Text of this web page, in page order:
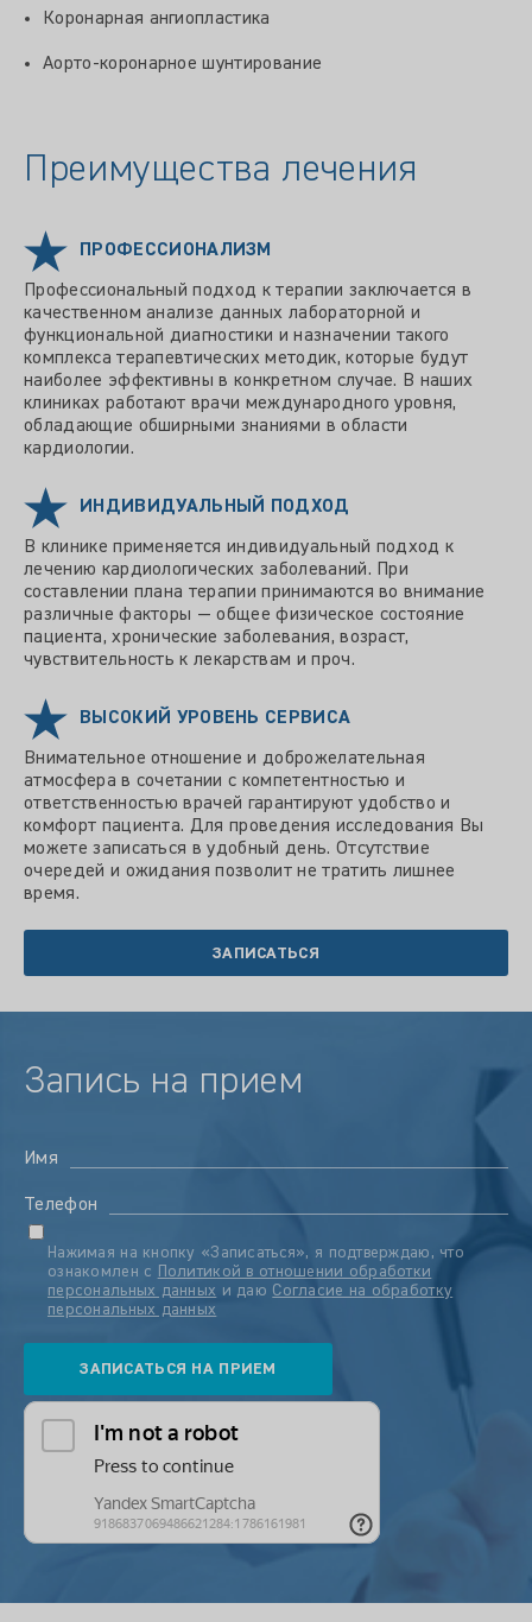
Коронарная ангиопластика
Аорто-коронарное шунтирование
Преимущества лечения
ПРОФЕССИОНАЛИЗМ
Профессиональный подход к терапии заключается в
качественном анализе данных лабораторной и
функциональной диагностики и назначении такого
комплекса терапевтических методик, которые будут
наиболее эффективны в конкретном случае. В наших
клиниках работают врачи международного уровня,
обладающие обширными знаниями в области
кардиологии.
ИНДИВИДУАЛЬНЫЙ ПОДХОД
В клинике применяется индивидуальный подход к
лечению кардиологических заболеваний. При
составлении плана терапии принимаются во внимание
различные факторы — общее физическое состояние
пациента, хронические заболевания, возраст,
чувствительность к лекарствам и проч.
ВЫСОКИЙ УРОВЕНЬ СЕРВИСА
Внимательное отношение и доброжелательная
атмосфера в сочетании с компетентностью и
ответственностью врачей гарантируют удобство и
комфорт пациента. Для проведения исследования Вы
можете записаться в удобный день. Отсутствие
очередей и ожидания позволит не тратить лишнее
время.
ЗАПИСАТЬСЯ
Запись на прием
Имя
Телефон
Нажимая на кнопку «Записаться», я подтверждаю, что
ознакомлен с Политикой в отношении обработки
персональных данных и даю Согласие на обработку
персональных данных